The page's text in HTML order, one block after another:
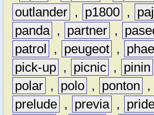
outlander , p1800 ,
panda , partner ,
patrol
, peugeot ,
pick-up , picnic , pinin
polar , polo , ponton ,
prelude , previa ,